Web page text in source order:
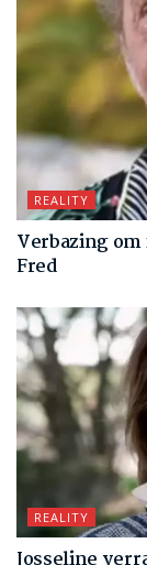
REALITY
Verbazing
Fred
REALITY